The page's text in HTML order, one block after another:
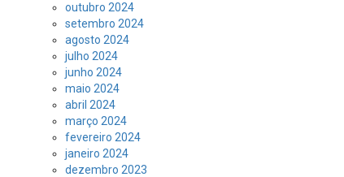
outubro 2024
setembro 2024
agosto 2024
julho 2024
junho 2024
maio 2024
abril 2024
março 2024
fevereiro 2024
janeiro 2024
dezembro 2023